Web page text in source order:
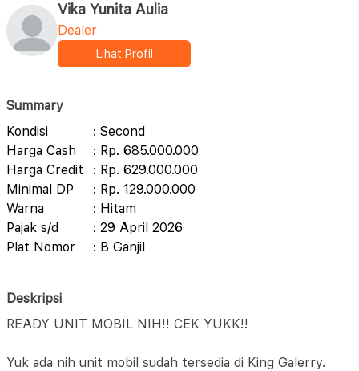
Vika Yunita Aulia
Dealer
Lihat Profil
Summary
Kondisi
: Second
Harga Cash
: Rp. 685.000.000
Harga Credit
: Rp. 629.000.000
Minimal DP
: Rp. 129.000.000
Warna
: Hitam
Pajak s/d
: 29 April 2026
Plat Nomor
: B Ganjil
Deskripsi
READY UNIT MOBIL NIH!! CEK YUKK!!
Yuk ada nih unit mobil sudah tersedia di King Galerry.